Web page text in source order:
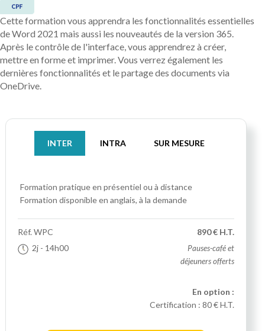
Cette formation vous apprendra les fonctionnalités essentielles
de Word 2021 mais aussi les nouveautés de la version 365.
Après le contrôle de l'interface, vous apprendrez à créer,
mettre en forme et imprimer. Vous verrez également les
dernières fonctionnalités et le partage des documents via
OneDrive.
INTER INTRA SUR MESURE
Formation pratique en présentiel ou à distance
Formation disponible en anglais, à la demande
Réf.WPC
2j - 14h00
890 € H.T.
Pauses-café et
déjeuners offerts
En option :
Certification :80 € H.T.